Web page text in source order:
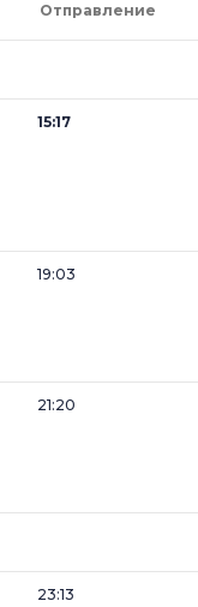
Отправление
15:17
19:03
21:20
23:13